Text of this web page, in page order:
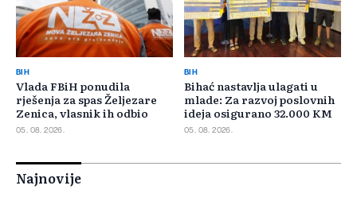
BIH
Vlada FBiH ponudila
rješenja za spas Željezare
Zenica, vlasnik ih odbio
05. 08. 2026.
BIH
Bihać nastavlja ulagati u
mlade: Za razvoj poslovnih
ideja osigurano 32.000 KM
05. 08. 2026.
Najnovije